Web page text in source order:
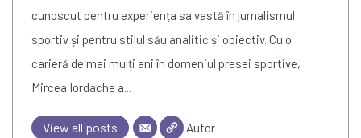
cunoscut pentru experiența sa vastă în jurnalismul
sportiv și pentru stilul său analitic și obiectiv. Cu o
carieră de mai mulți ani în domeniul presei sportive,
Mircea Iordache a...
View all posts Autor